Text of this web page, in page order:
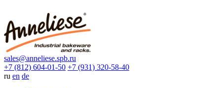
sales@anneliese.spb.ru
+7 (812) 604-01-50 +7 (931) 320-58-40
ru en de